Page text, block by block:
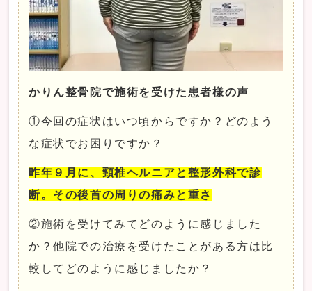
かりん整骨院で施術を受けた患者様の声
①今回の症状はいつ頃からですか？どのよう
な症状でお困りですか？
昨年９月に、頸椎ヘルニアと整形外科で診
断。その後首の周りの痛みと重さ
②施術を受けてみてどのように感じました
か？他院での治療を受けたことがある方は比
較してどのように感じましたか？